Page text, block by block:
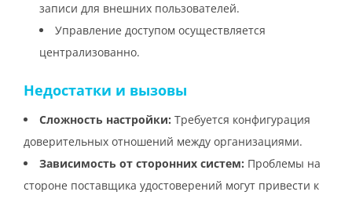
записи для внешних пользователей.
Управление доступом осуществляется
централизованно.
Недостатки и вызовы
Сложность настройки: Требуется конфигурация
доверительных отношений между организациями.
Зависимость от сторонних систем: Проблемы на
стороне поставщика удостоверений могут привести к